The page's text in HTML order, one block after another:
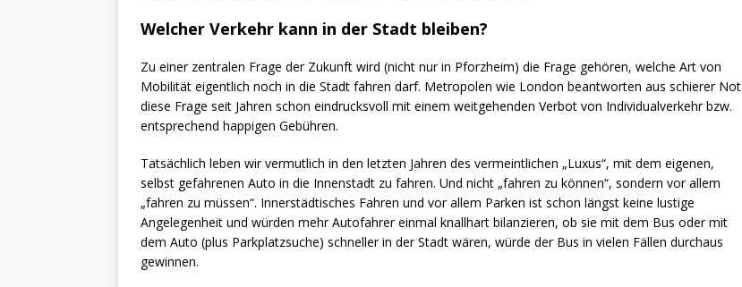
Welcher Verkehr kann in der Stadt bleiben?
Zu einer zentralen Frage der Zukunft wird (nicht nur in Pforzheim) die Frage gehören, welche Art von
Mobilität eigentlich noch in die Stadt fahren darf. Metropolen wie London beantworten aus schierer Not
diese Frage seit Jahren schon eindrucksvoll mit einem weitgehenden Verbot von Individualverkehr bzw.
entsprechend happigen Gebühren.
Tatsächlich leben wir vermutlich in den letzten Jahren des vermeintlichen „Luxus“, mit dem eigenen,
selbst gefahrenen Auto in die Innenstadt zu fahren. Und nicht „fahren zu können“, sondern vor allem
„fahren zu müssen“. Innerstädtisches Fahren und vor allem Parken ist schon längst keine lustige
Angelegenheit und würden mehr Autofahrer einmal knallhart bilanzieren, ob sie mit dem Bus oder mit
dem Auto (plus Parkplatzsuche) schneller in der Stadt wären, würde der Bus in vielen Fällen durchaus
gewinnen.